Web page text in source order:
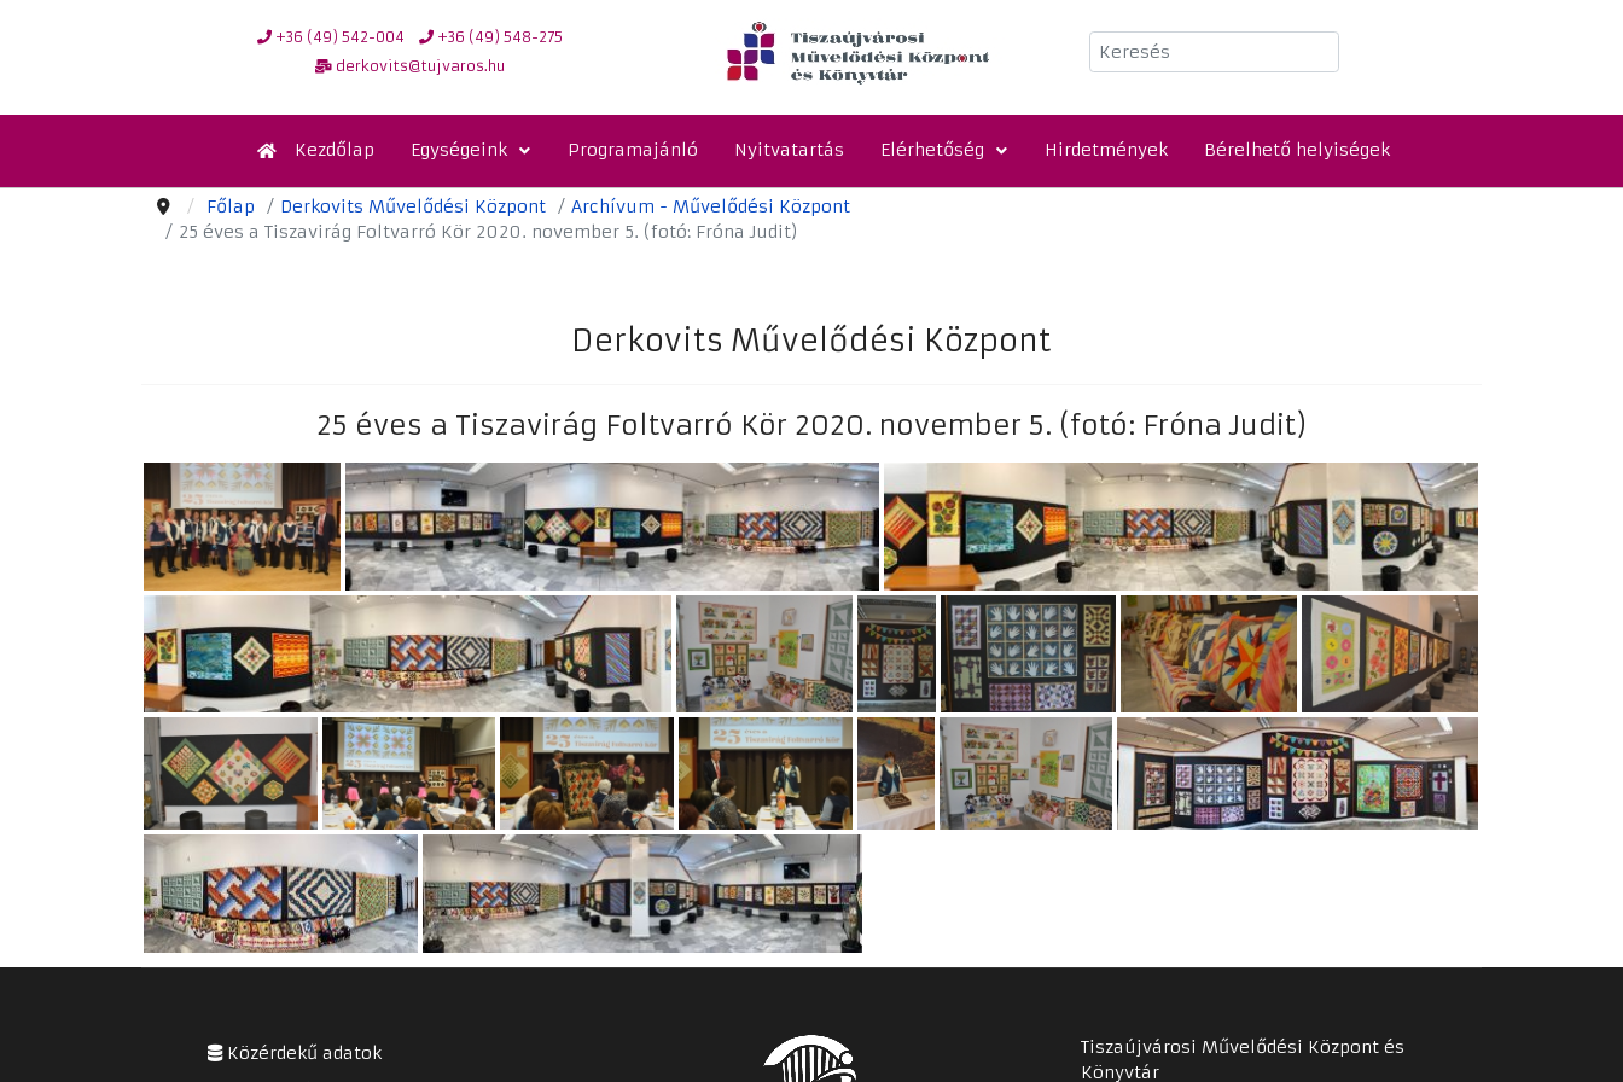
+36 (49) 542-004
+36 (49) 548-275
derkovits@tujvaros.hu
Keresés
Kezdőlap Egységeink Programajánló Nyitvatartás Elérhetőség Hirdetmények Bérelhető helyiségek
Főlap Derkovits Művelődési Központ
Archívum - Művelődési Központ
25 éves a Tiszavirág Foltvarró Kör 2020. november 5. (fotó: Fróna Judit)
Derkovits Művelődési Központ
25 éves a Tiszavirág Foltvarró Kör 2020. november 5. (fotó: Fróna Judit)
Közérdekű adatok
Tiszaújvárosi Művelődési Központ és
Könyvtár